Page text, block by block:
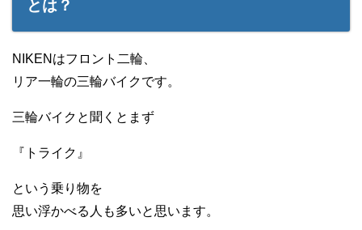
とは？
NIKENはフロント二輪、
リア一輪の三輪バイクです。
三輪バイクと聞くとまず
『トライク』
という乗り物を
思い浮かべる人も多いと思います。